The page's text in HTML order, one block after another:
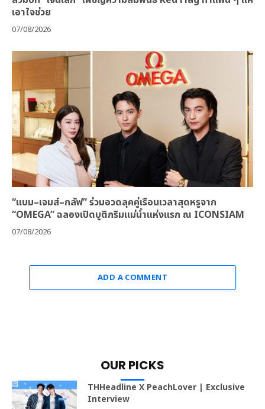
เอาใจช่วย
07/08/2026
“แบม–เจมส์–กลัฟ” ร่วมอวดลุคคู่เรือนเวลาสุดหรูจาก
“OMEGA” ฉลองเปิดบูติกริมแม่น้ำแห่งแรก ณ ICONSIAM
07/08/2026
ADD A COMMENT
OUR PICKS
THHeadline X PeachLover | Exclusive
Interview